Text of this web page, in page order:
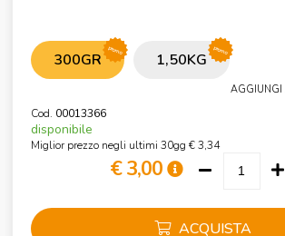
300GR promo 1,50KG promo
AGGIUNGI
Cod. 00013366
disponibile
Miglior prezzo negli ultimi 30gg € 3,34
€ 3,00
ACQUISTA